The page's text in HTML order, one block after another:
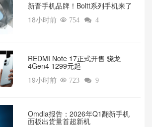
新晋手机品牌！Boltt系列手机来了
18小时前  754  4
REDMI Note 17正式开售 骁龙
4Gen4 1299元起
19小时前  723  9
Omdia报告：2026年Q1翻新手机
面板出货量首超新机